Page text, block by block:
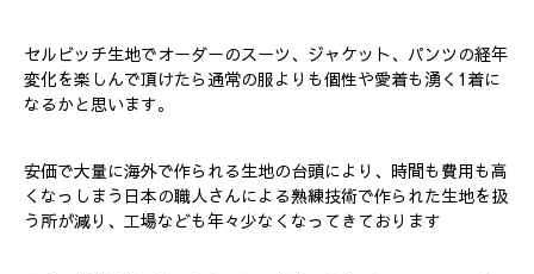
セルビッチ生地でオーダーのスーツ、ジャケット、パンツの経年
変化を楽しんで頂けたら通常の服よりも個性や愛着も湧く1着に
なるかと思います。
安価で大量に海外で作られる生地の台頭により、時間も費用も高
くなっしまう日本の職人さんによる熟練技術で作られた生地を扱
う所が減り、工場なども年々少なくなってきております